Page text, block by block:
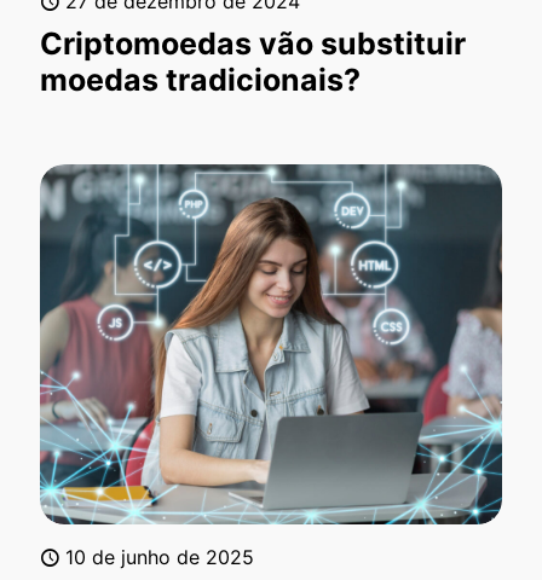
Criptomoedas vão substituir
moedas tradicionais?
10 de junho de 2025